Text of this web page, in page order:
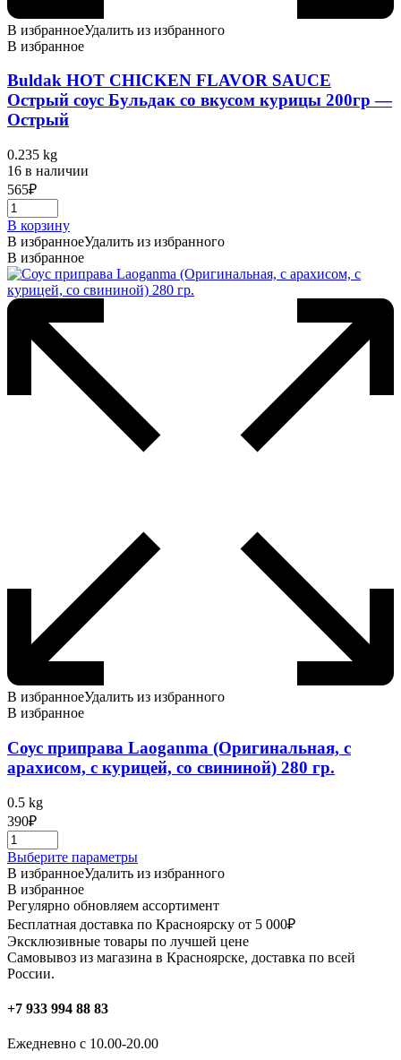
В избранноеУдалить из избранного
В избранное
Buldak HOT CHICKEN FLAVOR SAUCE
Острый соус Бульдак со вкусом курицы 200гр —
Острый
0.235 kg
16 в наличии
565₽
В корзину
В избранноеУдалить из избранного
В избранное
В избранноеУдалить из избранного
В избранное
Соус приправа Laoganma (Оригинальная, с
арахисом, с курицей, со свининой) 280 гр.
0.5 kg
390₽
Выберите параметрыЭтот
товар
несколько
вариаций.
Опции
можно
выбрать
В избранноеУдалить из избранного
В избранное
Регулярно обновляем ассортимент
Бесплатная доставка по Красноярску от 5 000₽
Эксклюзивные товары по лучшей цене
Самовывоз из магазина в Красноярске, доставка по всей
России.
+7 933 994 88 83
Ежедневно с 10.00-20.00